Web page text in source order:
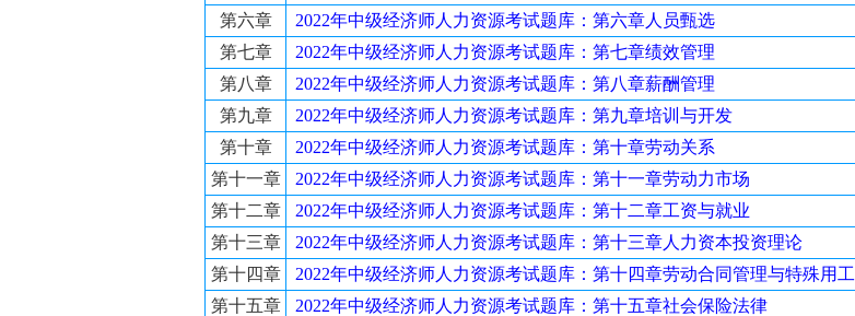
第六章
2022年中级经济师人力资源考试题库：第六章人员甄选
第七章
2022年中级经济师人力资源考试题库：第七章绩效管理
第八章
2022年中级经济师人力资源考试题库：第八章薪酬管理
第九章
2022年中级经济师人力资源考试题库：第九章培训与开发
第十章
2022年中级经济师人力资源考试题库：第十章劳动关系
第十一章
2022年中级经济师人力资源考试题库：第十一章劳动力市场
第十二章
2022年中级经济师人力资源考试题库：第十二章工资与就业
第十三章
2022年中级经济师人力资源考试题库：第十三章人力资本投资理论
第十四章
2022年中级经济师人力资源考试题库：第十四章劳动合同管理与特殊用工
第十五章
2022年中级经济师人力资源考试题库：第十五章社会保险法律